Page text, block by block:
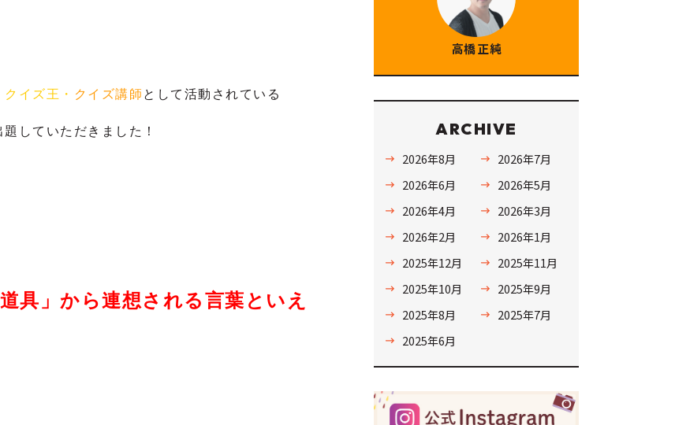
クイズ王・ クイズ講師 として活動されている
題していただきました！
具」から連想される言葉といえ
高橋 正純
ARCHIVE
2026年8月
2026年7月
2026年6月
2026年5月
2026年4月
2026年3月
2026年2月
2026年1月
2025年12月
2025年11月
2025年10月
2025年9月
2025年8月
2025年7月
2025年6月